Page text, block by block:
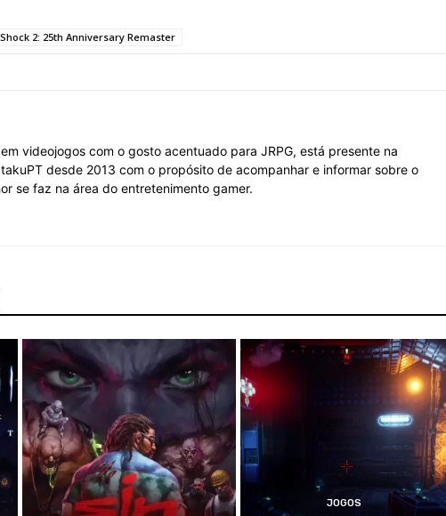
2: 25th Anniversary Remaster
videojogos com o gosto acentuado para JRPG, está presente na
desde 2013 com o propósito de acompanhar e informar sobre o
se faz na área do entretenimento gamer.
JOGOS